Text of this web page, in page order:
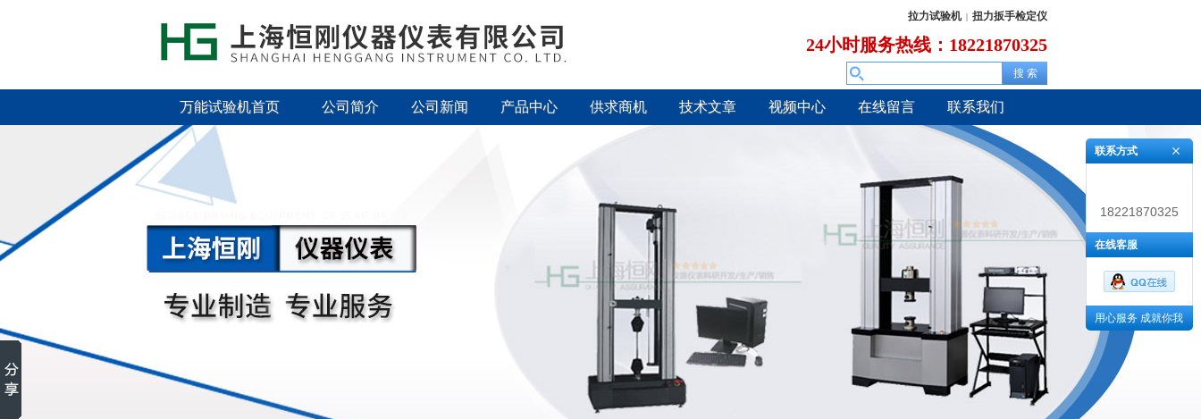
拉力试验机 | 扭力扳手检定仪
24小时服务热线：18221870325
万能试验机首页 公司简介 公司新闻 产品中心 供求商机 技术文章 视频中心 在线留言 联系我们
联系方式
18221870325
在线客服
用心服务 成就你我